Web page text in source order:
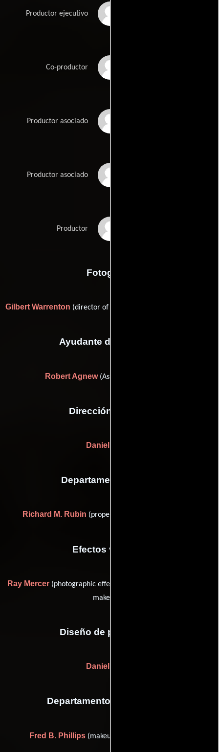
Productor ejecutivo
Co-productor
Productor asociado
Productor asociado
Productor
Fotografia
Gilbert Warrenton (director of photography (as Gil Warrenton))
Ayudante de dirección
Robert Agnew(Asistente de dirección)
Dirección artística
Daniel Haller
Departamento de arte
Richard M. Rubin (property master (as Dick Ruben))
Efectos visuales
Ray Mercer(photographic effects) y
maker (u))
Diseño de producción
Daniel Haller
Departamento de maquillaje
Fred B. Phillips(makeup artist (as Fred Phillips))